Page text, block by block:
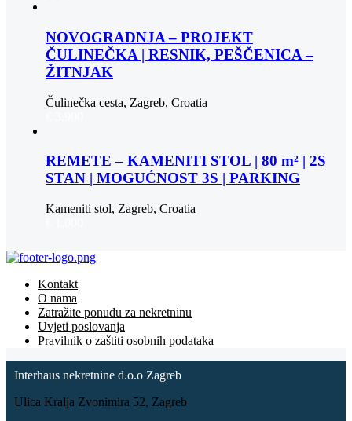
NOVOGRADNJA – PROJEKT
ČULINEČKA | RESNIK, PEŠČENICA –
ŽITNJAK
Čulinečka cesta, Zagreb, Croatia
REMETE – KAMENITI STOL | 80 m² | 2S
STAN | MOGUĆNOST 3S | PARKING
Kameniti stol, Zagreb, Croatia
Kontakt
O nama
Zatražite ponudu za nekretninu
Uvjeti poslovanja
Pravilnik o zaštiti osobnih podataka
Interhaus nekretnine d.o.o Zagreb
Ulica Kralja Zvonimira 52, Zagreb